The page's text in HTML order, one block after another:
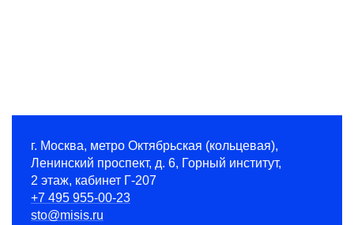
г. Москва, метро Октябрьская (кольцевая),
Ленинский проспект, д. 6, Горный институт,
2 этаж, кабинет Г-207
+7 495 955-00-23
sto@misis.ru